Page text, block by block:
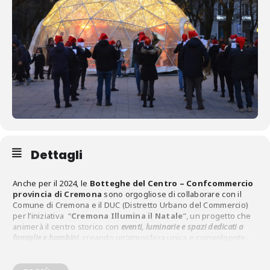
Dettagli
Anche per il 2024, le Botteghe del Centro – Confcommercio
provincia di Cremona sono orgogliose di collaborare con il
Comune di Cremona e il DUC (Distretto Urbano del Commercio)
per l’iniziativa “Cremona Illumina il Natale”, un progetto che
animerà il centro storico con eventi, luminarie e spazi dedicati a
famiglie e bambini
, creando un’atmosfera unica e coinvolgente.